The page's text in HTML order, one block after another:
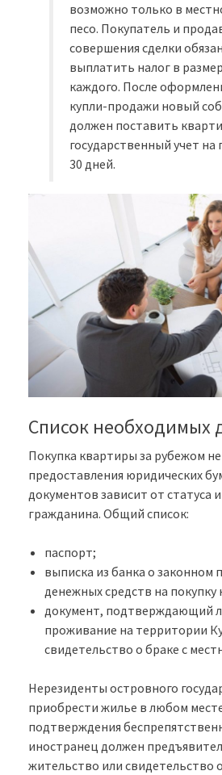
возможно только в
песо. Покупатель и
совершения сделки
выплатить налог в
каждого. После
купли-продажи новый
должен поставить
государственный учет на
30 дней.
Список необходимых
Покупка квартиры за рубежом
предоставления юридических
документов зависит от статуса
гражданина. Общий список:
паспорт;
выписка из банка о законном
денежных средств на
документ, подтверждающий
проживание на территории
свидетельство о браке с
Нерезиденты островного
приобрести жилье в любом
подтверждения
иностранец должен
жительство или свидетельство